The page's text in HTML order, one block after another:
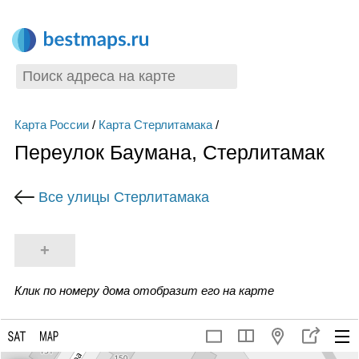
Карта России/ Карта Стерлитамака/
Переулок Баумана, Стерлитамак
Все улицы Стерлитамака
+
Клик по номеру дома отобразит его на карте